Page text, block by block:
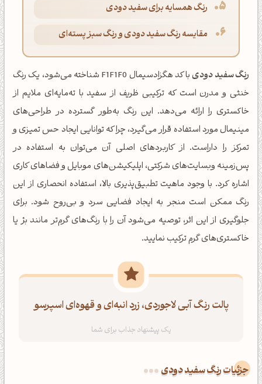
رنگ همسایه برای سفید دودی
مقایسه رنگ سفید دودی و رنگ سبز پسته‌ای
رنگ سفید دودی
با کد هگزادسیمال F1F1F0 شناخته می‌شود، یک رنگ
خنثی و مدرن است که ترکیبی ظریف از سفید با ته‌مایه‌ای ملایم از
خاکستری را ارائه می‌دهد. این رنگ به‌طور گسترده در طراحی‌های
مینیمال مورد استفاده قرار می‌گیرد، چرا که توانایی ایجاد حس تمیزی و
تمرکز را داراست. از کاربردهای اصلی آن می‌توان به استفاده در
پس‌زمینه وبسایت‌های شرکتی، اپلیکیشن‌های موبایل و فضاهای کاری
اشاره کرد. با وجود ماهیت تطبیق‌پذیری بالا، استفاده انحصاری از این
رنگ ممکن است منجر به ایجاد فضایی سرد و بی‌روح شود. برای
جلوگیری از این اثر، توصیه می‌شود آن را با رنگ‌های گرم‌تر مانند بژ یا
خاکستری‌های گرم ترکیب نمایید.
پالت رنگ آبی لاجوردی، زرد انبه‌ای و قهوه‌ای اسپرسو
جزئیات رنگ سفید دودی